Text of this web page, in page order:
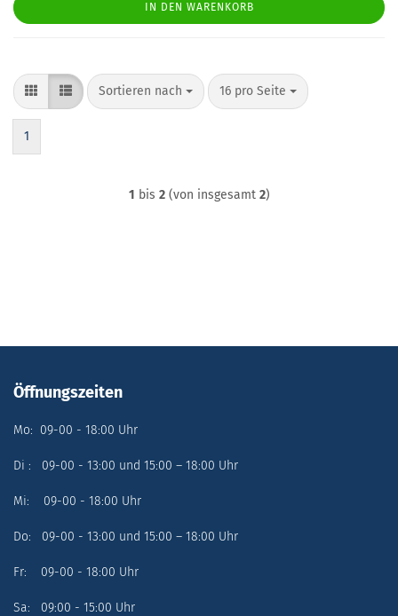
IN DEN WARENKORB
Sortieren nach
Sortieren nach 16 pro Seite
pro Seite
1
1 bis 2(von insgesamt 2)
Öffnungszeiten
Mo: 09-00 - 18:00 Uhr
Di : 09-00 - 13:00 und 15:00 – 18:00 Uhr
Mi: 09-00 - 18:00 Uhr
Do: 09-00 - 13:00 und 15:00 – 18:00 Uhr
Fr: 09-00 - 18:00 Uhr
Sa: 09:00 - 15:00 Uhr